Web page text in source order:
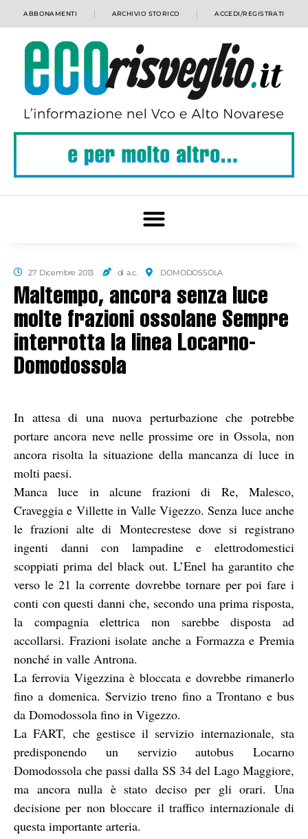
ABBONAMENTI ARCHIVIO STORICO ACCEDI/REGISTRATI
27 Dicembre 2013 di a.c. DOMODOSSOLA
Maltempo, ancora senza luce
molte frazioni ossolane Sempre
interrotta la linea Locarno-
Domodossola
In attesa di una nuova perturbazione che potrebbe
portare ancora neve nelle prossime ore in Ossola, non
ancora risolta la situazione della mancanza di luce in
molti paesi.
Manca luce in alcune frazioni di Re, Malesco,
Craveggia e Villette in Valle Vigezzo. Senza luce anche
le frazioni alte di Montecrestese dove si registrano
ingenti danni con lampadine e elettrodomestici
scoppiati prima del black out. L’Enel ha garantito che
verso le 21 la corrente dovrebbe tornare per poi fare i
conti con questi danni che, secondo una prima risposta,
la compagnia elettrica non sarebbe disposta ad
accollarsi. Frazioni isolate anche a Formazza e Premia
nonché in valle Antrona.
La ferrovia Vigezzina è bloccata e dovrebbe rimanerlo
fino a domenica. Servizio treno fino a Trontano e bus
da Domodossola fino in Vigezzo.
La FART, che gestisce il servizio internazionale, sta
predisponendo un servizio autobus Locarno
Domodossola che passi dalla SS 34 del Lago Maggiore,
ma ancora nulla è stato deciso per gli orari. Una
decisione per non bloccare il traffico internazionale di
questa importante arteria.